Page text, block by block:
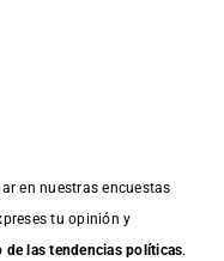
en nuestras encuestas
tu opinión y
las tendencias políticas.